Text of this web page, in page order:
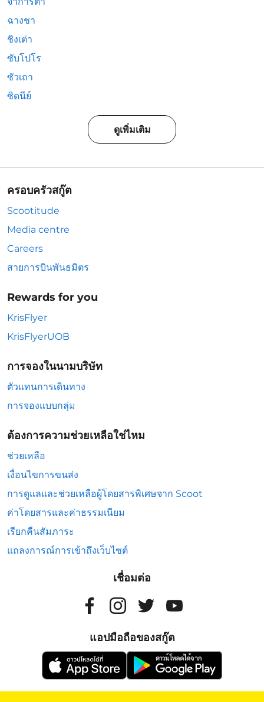
ฉางชา
ชิงเต่า
ซับโปโร
ซัวเถา
ซิดนีย์
ดูเพิ่มเติม
ครอบครัวสกู๊ต
Scootitude
Media centre
Careers
สายการบินพันธมิตร
Rewards for you
KrisFlyer
KrisFlyerUOB
การจองในนามบริษัท
ตัวแทนการเดินทาง
การจองแบบกลุ่ม
ต้องการความช่วยเหลือใช่ไหม
ช่วยเหลือ
เงื่อนไขการขนส่ง
การดูแลและช่วยเหลือผู้โดยสารพิเศษจาก Scoot
ค่าโดยสารและค่าธรรมเนียม
เรียกคืนสัมภาระ
แถลงการณ์การเข้าถึงเว็บไซต์
เชื่อมต่อ
แอปมือถือของสกู๊ต